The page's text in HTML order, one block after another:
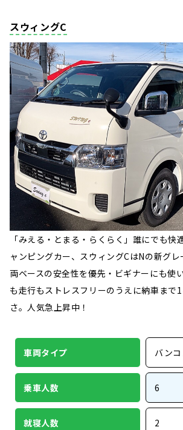
スウィングC
「みえる・とまる・らくらく」誰にでも
ャンピングカー、スウィングCはNの新グ
両ベースの安全性を優先・ビギナーにも使
も走行もストレスフリーのうえに納車まで
さ。人気急上昇中！
車両タイプ バン
乗車人数 6
就寝人数 2